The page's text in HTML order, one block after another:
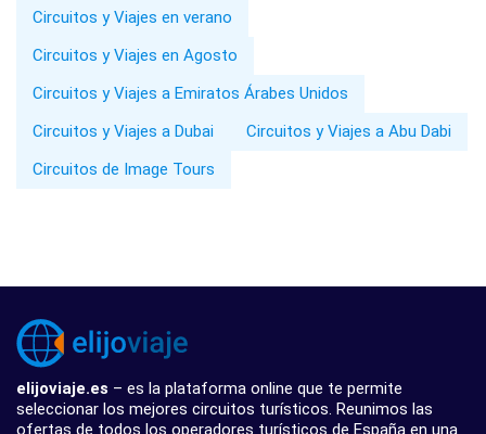
Circuitos y Viajes en verano
Circuitos y Viajes en Agosto
Circuitos y Viajes a Emiratos Árabes Unidos
Circuitos y Viajes a Dubai
Circuitos y Viajes a Abu Dabi
Circuitos de Image Tours
elijoviaje.es – es la plataforma online que te permite
seleccionar los mejores circuitos turísticos. Reunimos las
ofertas de todos los operadores turísticos de España en una